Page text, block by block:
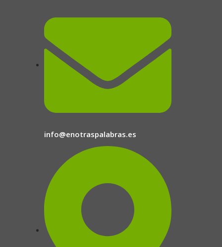
info@enotraspalabras.es